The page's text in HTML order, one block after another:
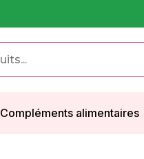
Compléments alimentaires